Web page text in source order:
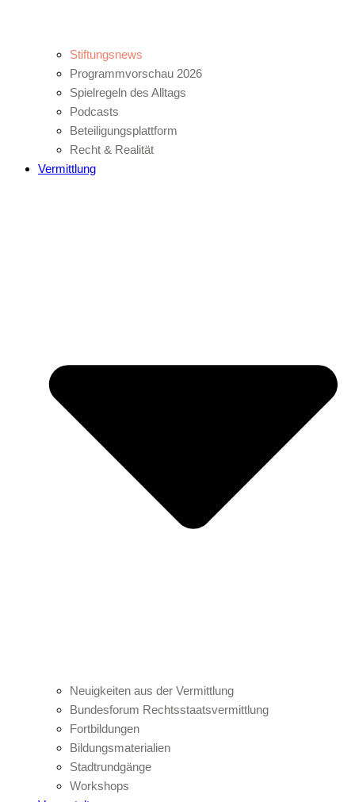
Stiftungsnews
Programmvorschau 2026
Spielregeln des Alltags
Podcasts
Beteiligungsplattform
Recht & Realität
Vermittlung
Neuigkeiten aus der Vermittlung
Bundesforum Rechtsstaatsvermittlung
Fortbildungen
Bildungsmaterialien
Stadtrundgänge
Workshops